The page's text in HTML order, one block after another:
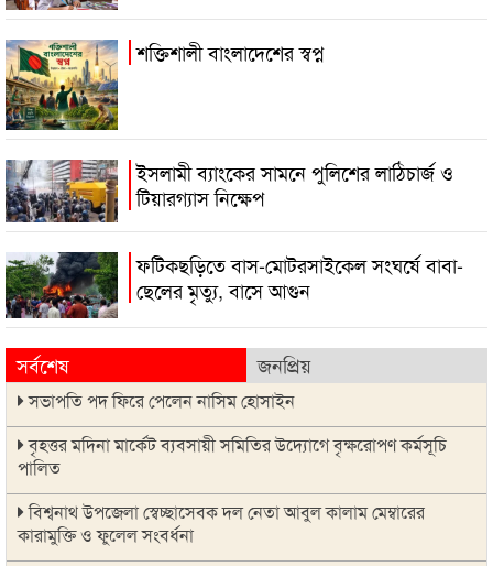
শক্তিশালী বাংলাদেশের স্বপ্ন
ইসলামী ব্যাংকের সামনে পুলিশের লাঠিচার্জ ও
টিয়ারগ্যাস নিক্ষেপ
ফটিকছড়িতে বাস-মোটরসাইকেল সংঘর্ষে বাবা-
ছেলের মৃত্যু, বাসে আগুন
সর্বশেষ জনপ্রিয়
সভাপতি পদ ফিরে পেলেন নাসিম হোসাইন
বৃহত্তর মদিনা মার্কেট ব্যবসায়ী সমিতির উদ্যোগে বৃক্ষরোপণ কর্মসূচি
পালিত
বিশ্বনাথ উপজেলা স্বেচ্ছাসেবক দল নেতা আবুল কালাম মেম্বারের
কারামুক্তি ও ফুলেল সংবর্ধনা